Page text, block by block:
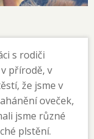
s rodiči
přírodě, v
že jsme v
oveček,
jsme různé
plstění.